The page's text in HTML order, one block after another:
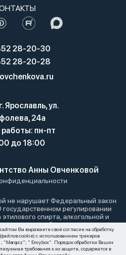
28-20-30
28-20-28
Ярославль, ул.
24а
пн-пт
до 18:00
Анны Овченковой
не нарушает Федеральный закон
регулировании
спирта, алкогольной и
и об ограничении
алкогольной продукции»: мы не
торговлю алкоголем. Все
на этом сайте, носят
Вы выражаете своё согласие на обработку
cookie) с использованием трекеров
"Marquiz"; " Envybox". Порядок обработки Ваших
требования к их защите, содержатся в